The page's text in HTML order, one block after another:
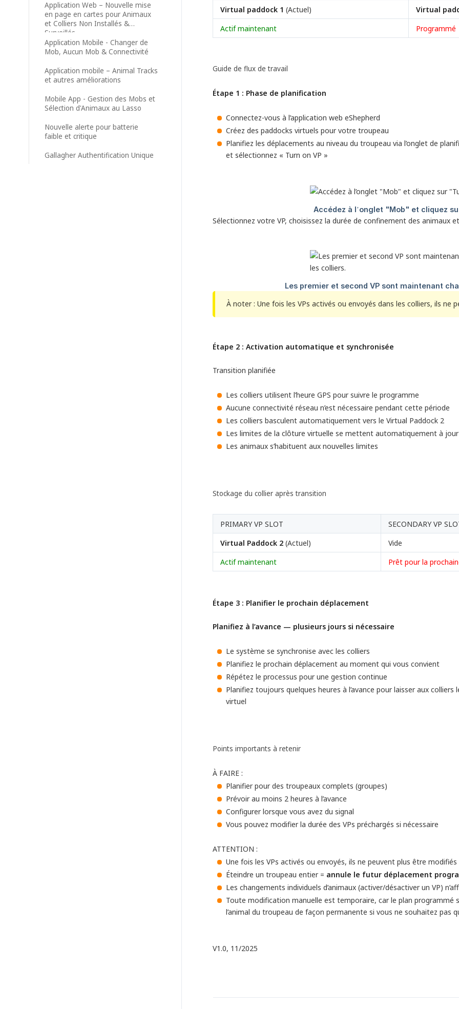
Application Web – Nouvelle mise
en page en cartes pour Animaux
et Colliers Non Installés &
Surveillés
Application Mobile - Changer de
Mob, Aucun Mob & Connectivité
Application mobile – Animal Tracks
et autres améliorations
Mobile App - Gestion des Mobs et
Sélection d'Animaux au Lasso
Nouvelle alerte pour batterie
faible et critique
Gallagher Authentification Unique
Virtual paddock 1 (Actuel)
Virtual
Actif maintenant
Programmé
Guide de flux de travail
Étape 1 : Phase de planification
Connectez-vous à l’application web eShepherd
Créez des paddocks virtuels pour votre troupeau
Planifiez les déplacements au niveau du troupeau via l’onglet de
et sélectionnez « Turn on VP »
Sélectionnez votre VP, choisissez la durée de confinement des animaux
À noter : Une fois les VPs activés ou envoyés dans les colliers, ils ne
Étape 2 : Activation automatique et synchronisée
Transition planifiée
Les colliers utilisent l’heure GPS pour suivre le programme
Aucune connectivité réseau n’est nécessaire pendant cette période
Les colliers basculent automatiquement vers le Virtual Paddock 2
Les limites de la clôture virtuelle se mettent automatiquement à jour
Les animaux s’habituent aux nouvelles limites
Stockage du collier après transition
PRIMARY VP SLOT
SECONDARY VP
Virtual Paddock 2 (Actuel)
Vide
Actif maintenant
Prêt pour la
Étape 3 : Planifier le prochain déplacement
Planifiez à l’avance — plusieurs jours si nécessaire
Le système se synchronise avec les colliers
Planifiez le prochain déplacement au moment qui vous convient
Répétez le processus pour une gestion continue
Planifiez toujours quelques heures à l’avance pour laisser aux
virtuel
Points importants à retenir
À FAIRE :
Planifier pour des troupeaux complets (groupes)
Prévoir au moins 2 heures à l’avance
Configurer lorsque vous avez du signal
Vous pouvez modifier la durée des VPs préchargés si nécessaire
ATTENTION :
Une fois les VPs activés ou envoyés, ils ne peuvent plus être modifiés
Éteindre un troupeau entier = annule le futur déplacement
Les changements individuels d’animaux (activer/désactiver un VP)
Toute modification manuelle est temporaire, car le plan programmé
l’animal du troupeau de façon permanente si vous ne souhaitez pas
V1.0, 11/2025